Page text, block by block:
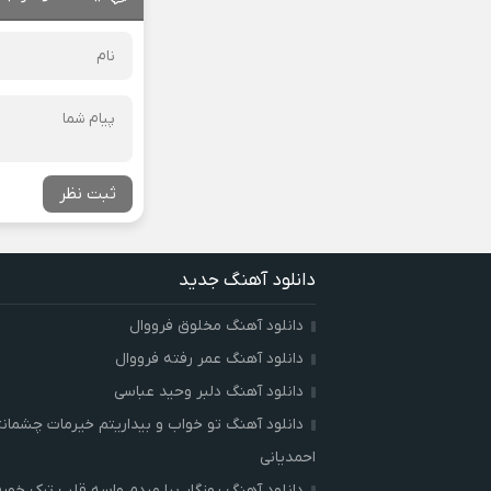
ثبت نظر
دانلود آهنگ جدید
دانلود آهنگ مخلوق فرووال
دانلود آهنگ عمر رفته فرووال
دانلود آهنگ دلبر وحید عباسی
دانلود آهنگ تو خواب و بیداریتم خیرمات
احمدیانی